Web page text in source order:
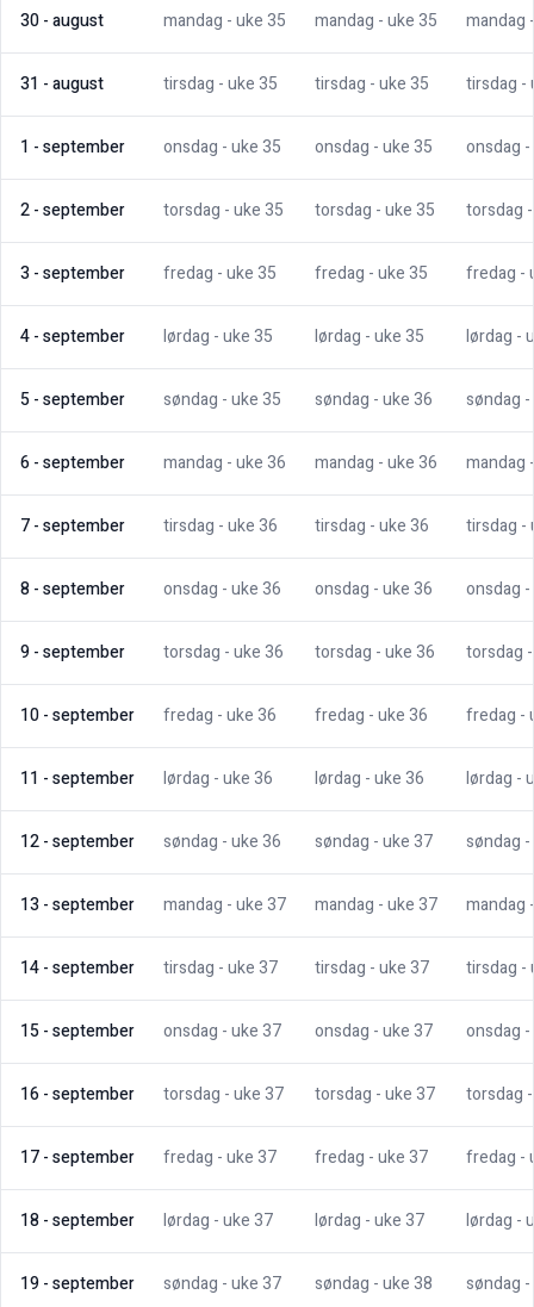
30-august mandag - uke35 mandag - uke35 mandag
31 -august tirsdag - uke35 tirsdag - uke35 tirsdag -
1 -september onsdag - uke35 onsdag - uke35 onsdag
2-september torsdag - uke35 torsdag - uke35 torsdag
3 -september fredag - uke35 fredag - uke35 fredag -
4-september lørdag - uke35 lørdag - uke35 lørdag -
5-september søndag - uke35 søndag - uke36 søndag
6-september mandag - uke36 mandag - uke36 mandag
7-september tirsdag - uke36 tirsdag - uke36 tirsdag -
8-september onsdag - uke36 onsdag - uke36 onsdag
9-september torsdag - uke36 torsdag - uke36 torsdag
10-september fredag - uke36 fredag - uke36 fredag -
11 -september lørdag - uke36 lørdag - uke36 lørdag -
12-september søndag - uke36 søndag - uke37 søndag
13 -september mandag - uke37 mandag - uke37 mandag
14-september tirsdag - uke37 tirsdag - uke37 tirsdag -
15-september onsdag - uke37 onsdag - uke37 onsdag
16-september torsdag - uke37 torsdag - uke37 torsdag
17-september fredag - uke37 fredag - uke37 fredag -
18-september lørdag - uke37 lørdag - uke37 lørdag -
19-september søndag - uke37 søndag - uke38 søndag